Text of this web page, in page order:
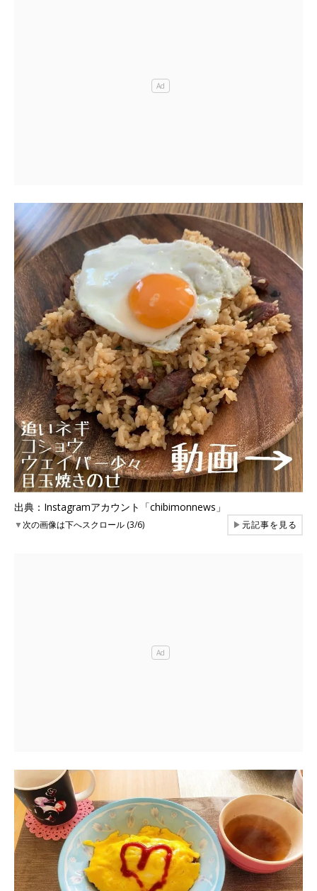
出典：Instagramアカウント「chibimonnews」
▼次の画像は下へスクロール (3/6) ▶元記事を見る